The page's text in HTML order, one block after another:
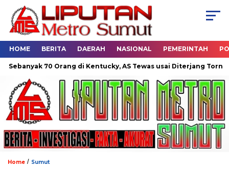
HOME BERITA DAERAH NASIONAL PEMERINTAH
70 Orang di Kentucky, AS Tewas usai Diterjang Tornado
Home / Sumut